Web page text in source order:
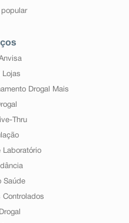
popular
Lojas
Drogal Mais
Thru
Laboratório
Saúde
Controlados